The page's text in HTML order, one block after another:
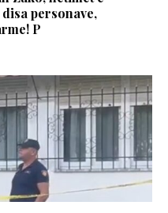
personave,
P